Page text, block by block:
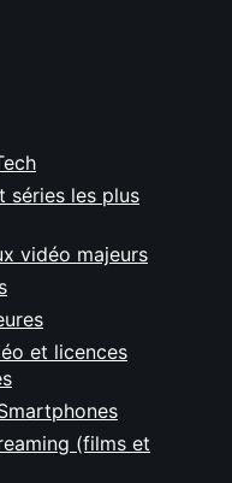
séries les plus
vidéo majeurs
et licences
(films et